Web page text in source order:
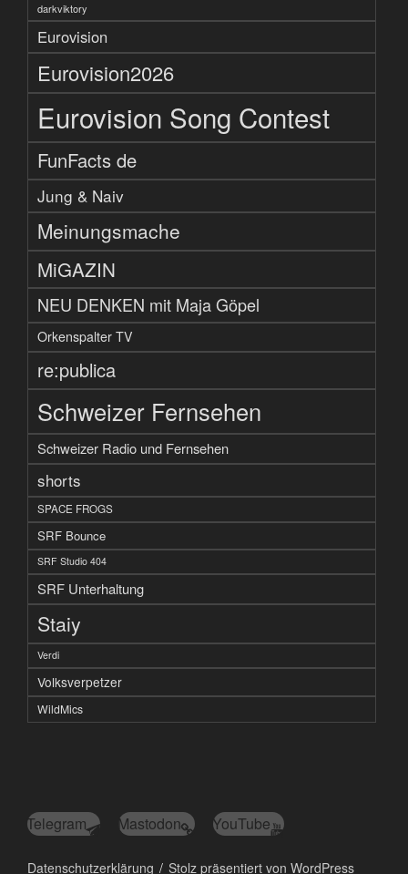
darkviktory
Eurovision
Eurovision2026
Eurovision Song Contest
FunFacts de
Jung & Naiv
Meinungsmache
MiGAZIN
NEU DENKEN mit Maja Göpel
Orkenspalter TV
re:publica
Schweizer Fernsehen
Schweizer Radio und Fernsehen
shorts
SPACE FROGS
SRF Bounce
SRF Studio 404
SRF Unterhaltung
Staiy
Verdi
Volksverpetzer
WildMics
Telegram Mastodon YouTube
Datenschutzerklärung Stolz präsentiert von WordPress